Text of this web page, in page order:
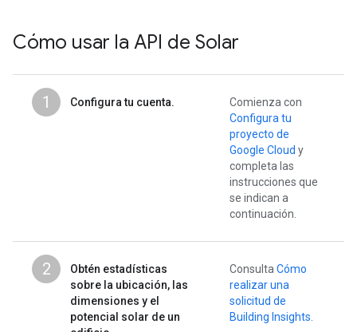
Cómo usar la API de Solar
1 Configura tu cuenta.
Comienza con
Configura tu
proyecto de
Google Cloud y
completa las
instrucciones que
se indican a
continuación.
2
Obtén estadísticas
sobre la ubicación, las
dimensiones y el
potencial solar de un
Consulta Cómo
realizar una
solicitud de
Building Insights